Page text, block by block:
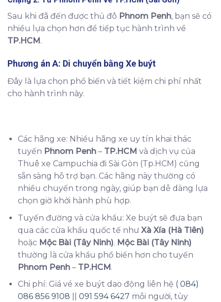
Sau khi đã đến được thủ đô Phnom Penh, bạn sẽ có
nhiều lựa chọn hơn để tiếp tục hành trình về
TP.HCM.
Phương án A: Di chuyển bằng Xe buýt
Đây là lựa chọn phổ biến và tiết kiệm chi phí nhất
cho hành trình này.
Các hãng xe: Nhiều hãng xe uy tín khai thác
tuyến Phnom Penh– TP.HCM và dịch vụ của
Thuê xe Campuchia đi Sài Gòn (Tp.HCM) cũng
sẵn sàng hỗ trợ bạn. Các hãng này thường có
nhiều chuyến trong ngày, giúp bạn dễ dàng lựa
chọn giờ khởi hành phù hợp.
Tuyến đường và cửa khẩu: Xe buýt sẽ đưa bạn
qua các cửa khẩu quốc tế như Xà Xía (Hà Tiên)
hoặc Mộc Bài (Tây Ninh). Mộc Bài (Tây Ninh)
thường là cửa khẩu phổ biến hơn cho tuyến
Phnom Penh– TP.HCM.
Chi phí: Giá vé xe buýt dao động liên hệ ( 084)
086 856 9108
091 594 6427 mỗi người, tùy